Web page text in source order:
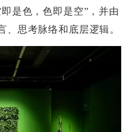
是色，色即是空”，并由
、思考脉络和底层逻辑。